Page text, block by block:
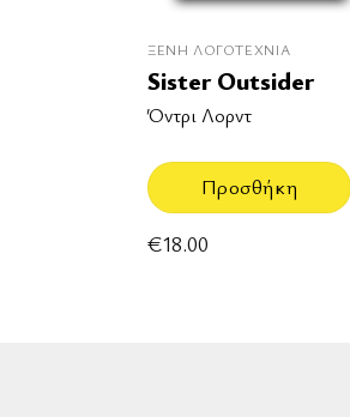
ΞΈΝΗ ΛΟΓΟΤΕΧΝΊΑ
Sister Outsider
Όντρι Λορντ
Προσθήκη
€18.00